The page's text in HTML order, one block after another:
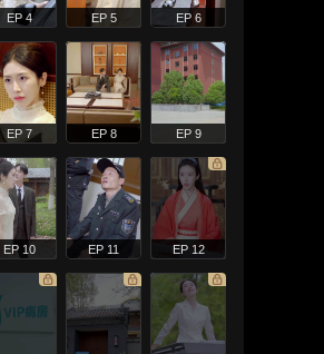
EP 4 EP 5 EP 6
EP 7 EP 8 EP 9
EP 10 EP 11 EP 12